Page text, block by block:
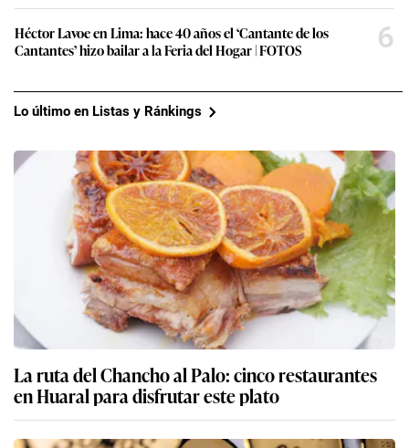
Héctor Lavoe en Lima: hace 40 años el ‘Cantante de los
Cantantes’ hizo bailar a la Feria del Hogar | FOTOS
6
Lo último en Listas y Ránkings
La ruta del Chancho al Palo: cinco restaurantes
en Huaral para disfrutar este plato